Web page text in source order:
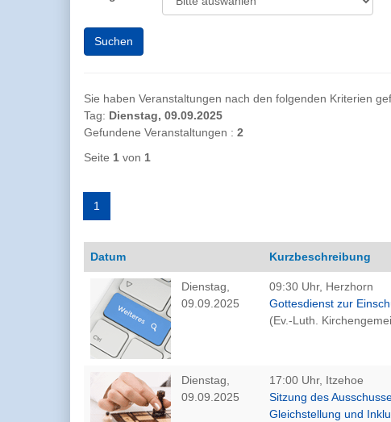
Sie haben Veranstaltungen nach den folgenden Kriterien
Tag: Dienstag, 09.09.2025
Gefundene Veranstaltungen : 2
Seite 1 von 1
1
Datum Kurzbeschreibung
Dienstag,
09.09.2025
09:30 Uhr, Herzhorn
Gottesdienst zur
(Ev.-Luth.
Dienstag,
09.09.2025
17:00 Uhr, Itzehoe
Sitzung des
Gleichstellung und